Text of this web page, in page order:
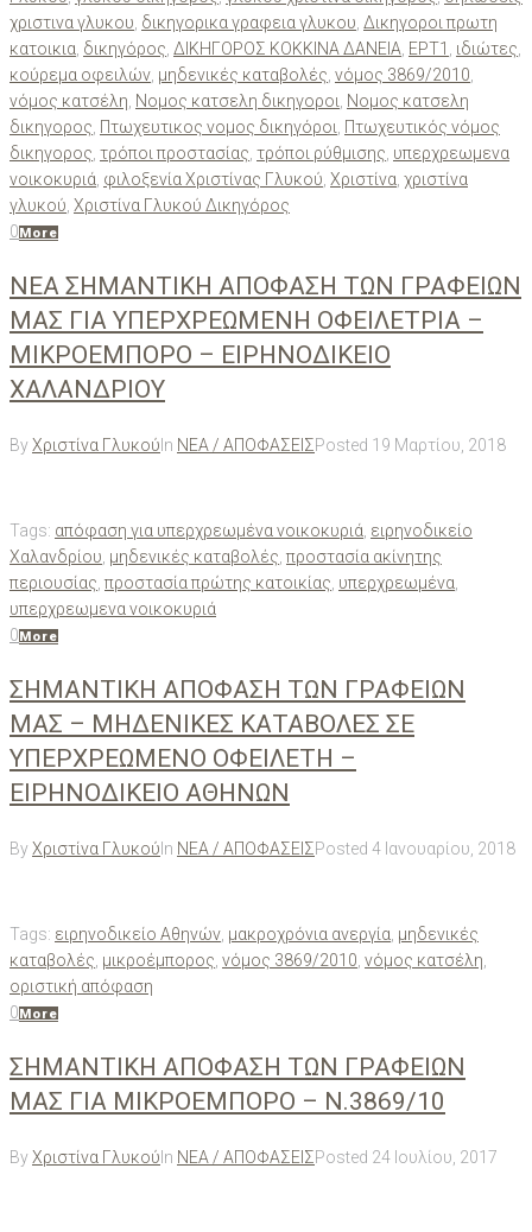
χριστινα γλυκου δικηγορικα γραφεια γλυκου Δικηγοροι πρωτη
κατοικια δικηγόρος ΔΙΚΗΓΟΡΟΣ ΚΟΚΚΙΝΑ ΔΑΝΕΙΑ ΕΡΤ1 ιδιώτες
κούρεμα οφειλών μηδενικές καταβολές νόμος 3869/2010
νόμος κατσέλη Νομος κατσελη δικηγοροι
Νομος κατσελη
δικηγορος Πτωχευτικος νομος δικηγόροι
Πτωχευτικός νόμος
δικηγορος τρόποι προστασίας τρόποι ρύθμισης υπερχρεωμενα
νοικοκυριά φιλοξενία Χριστίνας Γλυκού Χριστίνα χριστίνα
γλυκού Χριστίνα Γλυκού Δικηγόρος
0 More
ΝΕΑ ΣΗΜΑΝΤΙΚΗ ΑΠΟΦΑΣΗ ΤΩΝ ΓΡΑΦΕΙΩΝ
ΜΑΣ ΓΙΑ ΥΠΕΡΧΡΕΩΜΕΝΗ ΟΦΕΙΛΕΤΡΙΑ –
ΜΙΚΡΟΕΜΠΟΡΟ – ΕΙΡΗΝΟΔΙΚΕΙΟ
ΧΑΛΑΝΔΡΙΟΥ
ByΧριστίνα Γλυκού In ΝΕΑ / ΑΠΟΦΑΣΕΙΣPosted 19 Μαρτίου, 2018
Tags: απόφαση για υπερχρεωμένα νοικοκυριά ειρηνοδικείο
Χαλανδρίου μηδενικές καταβολές προστασία ακίνητης
περιουσίας προστασία πρώτης κατοικίας υπερχρεωμένα
υπερχρεωμενα νοικοκυριά
0 More
ΣΗΜΑΝΤΙΚΗ ΑΠΟΦΑΣΗ ΤΩΝ ΓΡΑΦΕΙΩΝ
ΜΑΣ – ΜΗΔΕΝΙΚΕΣ ΚΑΤΑΒΟΛΕΣ ΣΕ
ΥΠΕΡΧΡΕΩΜΕΝΟ ΟΦΕΙΛΕΤΗ –
ΕΙΡΗΝΟΔΙΚΕΙΟ ΑΘΗΝΩΝ
ByΧριστίνα Γλυκού In ΝΕΑ / ΑΠΟΦΑΣΕΙΣPosted 4 Ιανουαρίου, 2018
Tags: ειρηνοδικείο Αθηνών μακροχρόνια ανεργία μηδενικές
καταβολές μικροέμπορος νόμος 3869/2010 νόμος κατσέλη
οριστική απόφαση
0 More
ΣΗΜΑΝΤΙΚΗ ΑΠΟΦΑΣΗ ΤΩΝ ΓΡΑΦΕΙΩΝ
ΜΑΣ ΓΙΑ ΜΙΚΡΟΕΜΠΟΡΟ – Ν.3869/10
ByΧριστίνα Γλυκού In ΝΕΑ / ΑΠΟΦΑΣΕΙΣPosted 24 Ιουλίου, 2017